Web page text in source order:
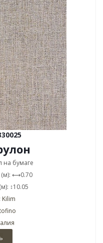
на бумаге
(м): ⟷0.70
↕10.05
Kilim